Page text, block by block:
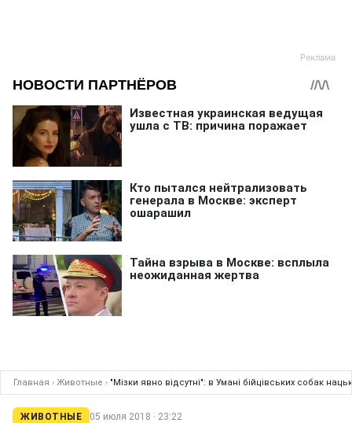
Главная › Животные › "Мізки явно відсутні": в Умані бійцівських собак
ЖИВОТНЫЕ 05 июля 2018 · 23:22